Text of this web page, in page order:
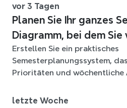
vor 3 Tagen
Planen Sie Ihr ganzes
Diagramm, bei dem
bleiben
Erstellen Sie ein praktisches
Semesterplanungssystem,
Prioritäten und wöchentliche
verbindet.
letzte Woche